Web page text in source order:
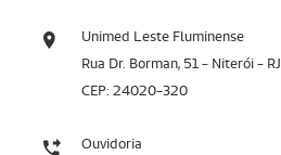
Unimed Leste Fluminense
Rua Dr. Borman, 51 - Niterói - RJ
CEP: 24020-320
Ouvidoria